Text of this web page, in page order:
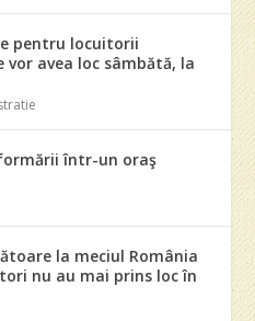
pentru locuitorii
vor avea loc sâmbătă, la
într-un oraş
la meciul România
nu au mai prins loc în